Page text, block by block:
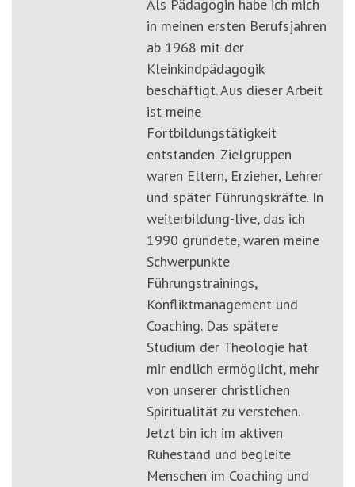
Als Pädagogin habe ich mich
in meinen ersten Berufsjahren
ab 1968 mit der
Kleinkindpädagogik
beschäftigt. Aus dieser Arbeit
ist meine
Fortbildungstätigkeit
entstanden. Zielgruppen
waren Eltern, Erzieher, Lehrer
und später Führungskräfte. In
weiterbildung-live, das ich
1990 gründete, waren meine
Schwerpunkte
Führungstrainings,
Konfliktmanagement und
Coaching. Das spätere
Studium der Theologie hat
mir endlich ermöglicht, mehr
von unserer christlichen
Spiritualität zu verstehen.
Jetzt bin ich im aktiven
Ruhestand und begleite
Menschen im Coaching und